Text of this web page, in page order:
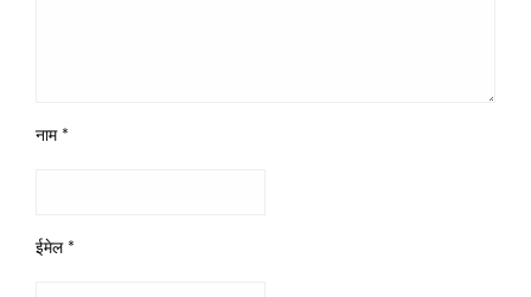
नाम *
ईमेल *